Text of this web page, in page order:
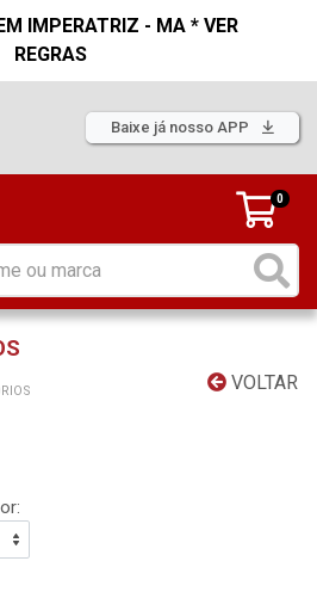
IMPERATRIZ - MA * VER
REGRAS
Baixe já nosso APP
0
VOLTAR